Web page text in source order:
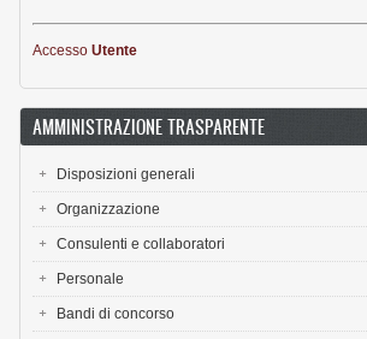
Accesso Utente
AMMINISTRAZIONE TRASPARENTE
Disposizioni generali
Organizzazione
Consulenti e collaboratori
Personale
Bandi di concorso